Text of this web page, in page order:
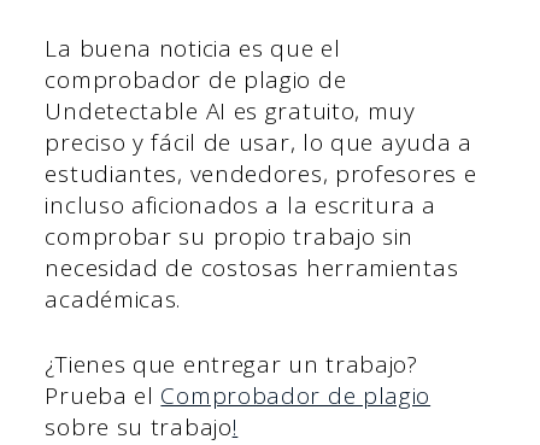
La buena noticia es que el
comprobador de plagio de
Undetectable AI es gratuito, muy
preciso y fácil de usar, lo que ayuda a
estudiantes, vendedores, profesores e
incluso aficionados a la escritura a
comprobar su propio trabajo sin
necesidad de costosas herramientas
académicas.
¿Tienes que entregar un trabajo?
Prueba el Comprobador de plagio
sobre su trabajo!